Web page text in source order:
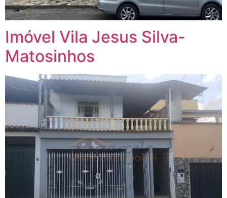
Imóvel Vila Jesus Silva-
Matosinhos